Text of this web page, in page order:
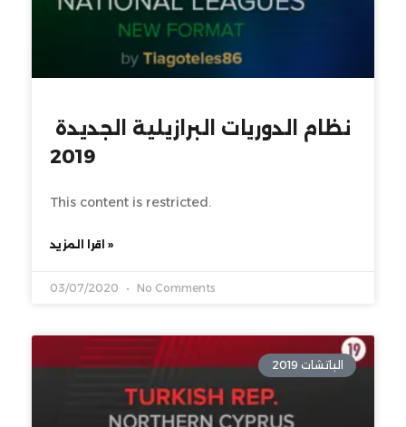
2019
This content is restricted.
اقرا المزيد »
03/07/2020 No Comments
الباتشات 2019